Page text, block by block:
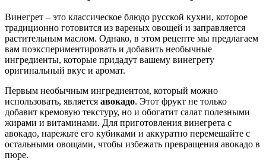
Винегрет – это классическое блюдо русской кухни, которое
традиционно готовится из вареных овощей и заправляется
растительным маслом. Однако, в этом рецепте мы предлагаем
вам поэкспериментировать и добавить необычные
ингредиенты, которые придадут вашему винегрету
оригинальный вкус и аромат.
Первым необычным ингредиентом, который можно
использовать, является авокадо. Этот фрукт не только
добавит кремовую текстуру, но и обогатит салат полезными
жирами и витаминами. Для приготовления винегрета с
авокадо, нарежьте его кубиками и аккуратно перемешайте с
остальными овощами, чтобы избежать превращения авокадо в
пюре.